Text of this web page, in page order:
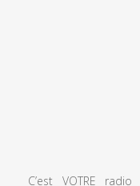
C’est VOTRE